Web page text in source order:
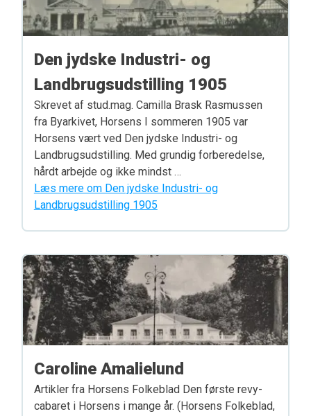
Den jydske Industri- og
Landbrugsudstilling 1905
Skrevet af stud.mag. Camilla Brask Rasmussen
fra Byarkivet, Horsens I sommeren 1905 var
Horsens vært ved Den jydske Industri- og
Landbrugsudstilling. Med grundig forberedelse,
hårdt arbejde og ikke mindst …
Læs mere om Den jydske Industri- og
Landbrugsudstilling 1905
Caroline Amalielund
Artikler fra Horsens Folkeblad Den første revy-
cabaret i Horsens i mange år. (Horsens Folkeblad,